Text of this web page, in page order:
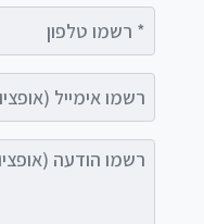
רשמו הודעה (אופציונלי)